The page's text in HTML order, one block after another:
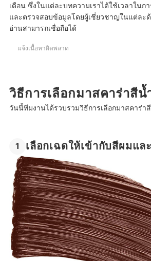
เดือน ซึ่งในแต่ละบทความเราได้ใช้เวลาใน
และตรวจสอบข้อมูลโดยผู้เชี่ยวชาญในแต่ละ
อ่านสามารถเชื่อถือได้
แจ้งเนื้อหาผิดพลาด
วิธีการเลือกมาสคาร่าสีน้
วันนี้ทีมงานได้รวบรวมวิธีการเลือกมาสคาร่า
1 เลือกเฉดให้เข้ากับสีผมแ